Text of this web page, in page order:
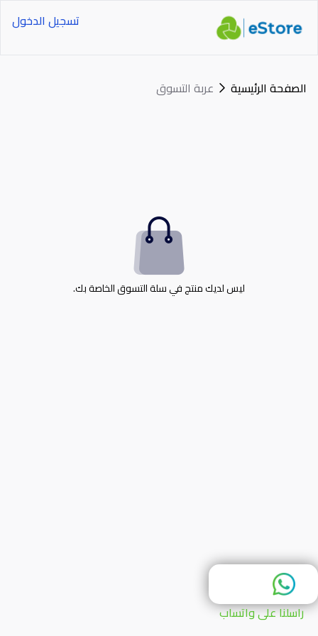
راسلنا على واتساب
تسجيل الدخول
الصفحة الرئيسية عربة التسوق
ليس لديك منتج في سلة التسوق الخاصة بك.